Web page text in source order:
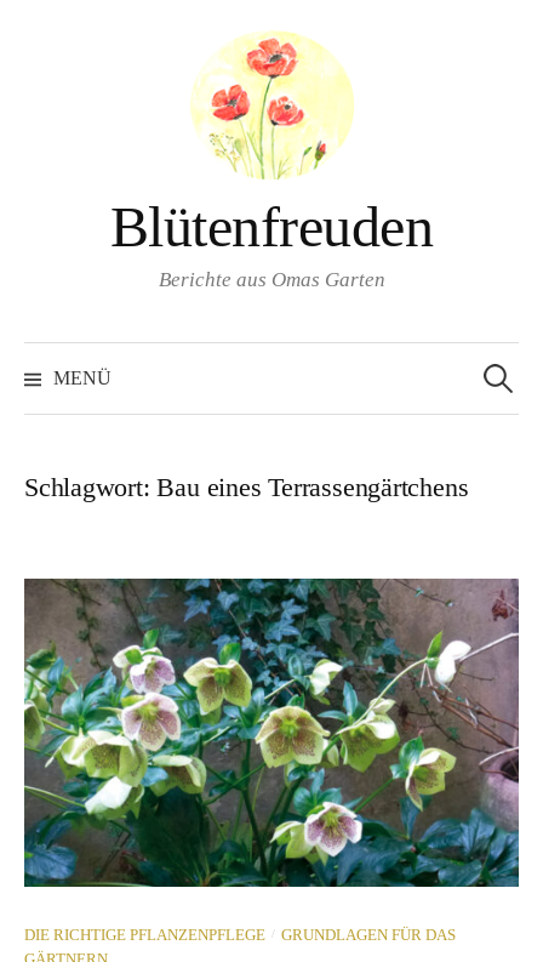
Blütenfreuden
Berichte aus Omas Garten
MENÜ
nach:
Schlagwort:Bau eines Terrassengärtchens
DIE RICHTIGE PFLANZENPFLEGE / GRUNDLAGEN FÜR DAS